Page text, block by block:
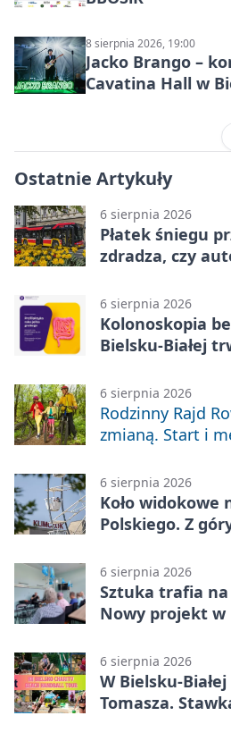
8 sierpnia 2026, 19:00
Jacko Brango –
Cavatina Hall w
Ostatnie Artykuły
6 sierpnia 2026
Płatek śniegu
zdradza, czy
6 sierpnia 2026
Kolonoskopia
Bielsku-Białej
6 sierpnia 2026
Rodzinny Rajd
zmianą. Start i
6 sierpnia 2026
Koło widokowe
Polskiego. Z
6 sierpnia 2026
Sztuka trafia na
Nowy projekt w
6 sierpnia 2026
W Bielsku-
Tomasza.